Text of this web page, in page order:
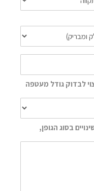
לבדוק גודל מעטפה
בסוג הגופן,